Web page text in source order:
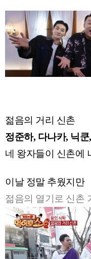
젊음의 거리 신촌
정준하, 다나카, 닉
네 왕자들이 신촌에
이날 정말 추웠지만
젊음의 열기로 신촌